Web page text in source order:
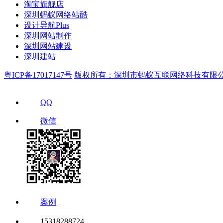
淘宝旗舰店
深圳蚂蚁网络站酷
设计导航Plus
深圳网站制作
深圳网站建设
深圳建站
粤ICP备17017147号 版权所有：深圳市蚂蚁互联网络科技有限
QQ
微信
案例